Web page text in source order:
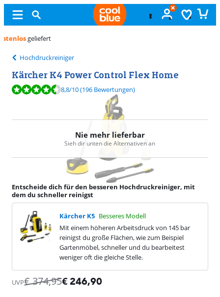
Hochdruckreiniger
Kärcher K4 Power Control Flex Home
Bewertet mit 8,8 von 10, basierend auf 196 Bewertungen.
8,8/10(196 Bewertungen)
Nie mehr lieferbar
Sieh dir unten die Alternativen an
Entscheide dich für den besseren Hochdruckreiniger, mit
dem du schneller reinigst
Kärcher K5 Besseres Modell
Mit einem höheren Arbeitsdruck von 145 bar
reinigst du große Flächen, wie zum Beispiel
Gartenmöbel, schneller und du bearbeitest
weniger oft die gleiche Stelle.
UVP€374,95€ 246,90